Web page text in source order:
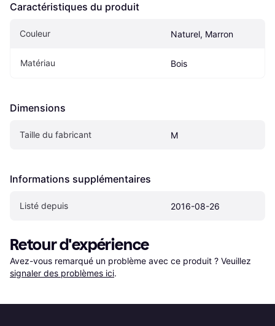
Caractéristiques du produit
Couleur Naturel, Marron
Matériau Bois
Dimensions
Taille du fabricant M
Informations supplémentaires
Listé depuis 2016-08-26
Retour d'expérience
Avez-vous remarqué un problème avec ce produit ? Veuillez
signaler des problèmes ici.